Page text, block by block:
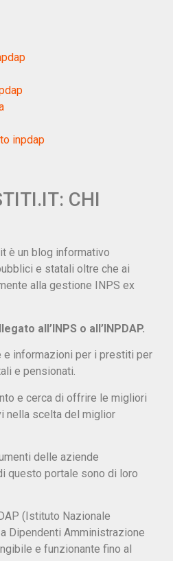
inpdap
CHI
è un blog informativo
e statali oltre che ai
alla gestione INPS ex
all’INPS o all’INPDAP.
e informazioni per i prestiti per
e pensionati.
e cerca di offrire le migliori
nella scelta del miglior
delle aziende
questo portale sono di loro
(Istituto Nazionale
Dipendenti Amministrazione
e funzionante fino al